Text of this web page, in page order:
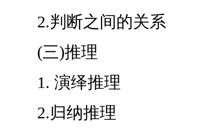
2.判断之间的关系
(三)推理
1. 演绎推理
2.归纳推理